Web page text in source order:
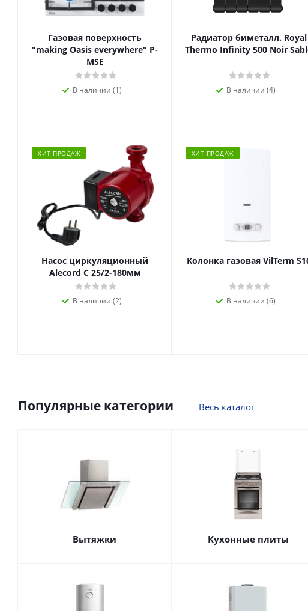
Газовая поверхность
"making Oasis everywhere" P-
MSE
В наличии (1)
Радиатор биметалл. Royal
Thermo Infinity 500 Noir
В наличии (4)
ХИТ ПРОДАЖ
Насос циркуляционный
Alecord C 25/2-180мм
В наличии (2)
ХИТ ПРОДАЖ
Колонка газовая VilTerm
В наличии (6)
Популярные категории Весь каталог
Вытяжки Кухонные плиты